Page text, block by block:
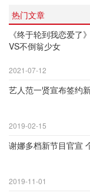
热门文章
《终于轮到我恋爱了
VS不倒翁少女
2021-07-12
艺人范一贤宣布签约
2019-02-15
谢娜多档新节目官宣
2019-11-01